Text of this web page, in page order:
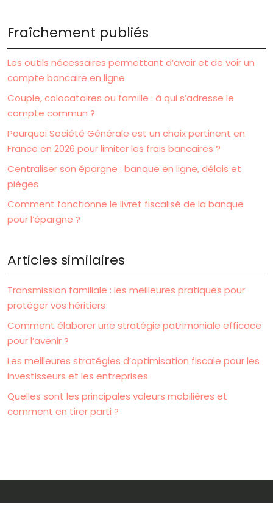
Fraîchement publiés
Les outils nécessaires permettant d’avoir et de voir un
compte bancaire en ligne
Couple, colocataires ou famille : à qui s’adresse le
compte commun ?
Pourquoi Société Générale est un choix pertinent en
France en 2026 pour limiter les frais bancaires ?
Centraliser son épargne : banque en ligne, délais et
pièges
Comment fonctionne le livret fiscalisé de la banque
pour l’épargne ?
Articles similaires
Transmission familiale : les meilleures pratiques pour
protéger vos héritiers
Comment élaborer une stratégie patrimoniale efficace
pour l’avenir ?
Les meilleures stratégies d’optimisation fiscale pour les
investisseurs et les entreprises
Quelles sont les principales valeurs mobilières et
comment en tirer parti ?
Stratégies financières : entre épargne, crédits